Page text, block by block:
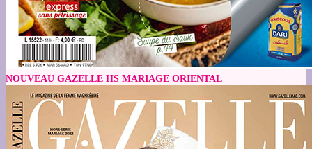
NOUVEAU GAZELLE HS MARIAGE ORIENTAL